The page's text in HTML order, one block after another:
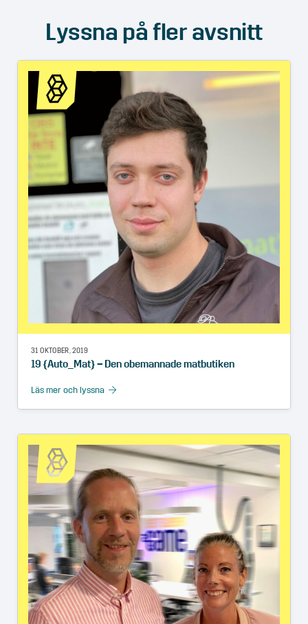
Lyssna på fler avsnitt
31 OKTOBER, 2019
19 {Auto_Mat} – Den obemannade matbutiken
Läs mer och lyssna